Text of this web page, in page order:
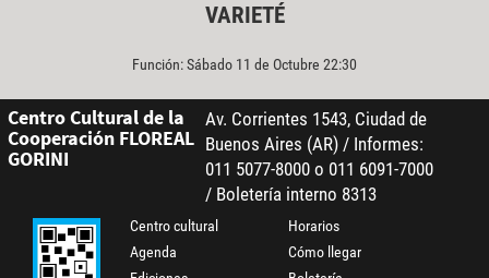
VARIETÉ
Función: Sábado 11 de Octubre 22:30
Centro Cultural de la
Cooperación FLOREAL
GORINI
Av. Corrientes 1543, Ciudad de
Buenos Aires (AR) / Informes:
011 5077-8000 o 011 6091-7000
/ Boletería interno 8313
Centro cultural
Agenda
Horarios
Cómo llegar